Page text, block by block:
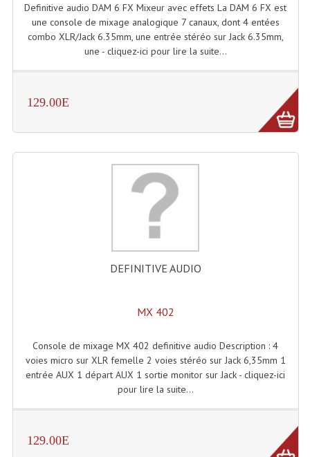
Système D'audio Guide
Système D'interprétation Simultanée
Sonorisation Securité EN-54
Structures, Pieds, Ponts...
Angle AG20 Structure Contest
Angle DECO22Q Structure Contest
Angles Structure ASD SX290
Angles Structure ASD SZ 290
Definitive audio DAM 6 FX Mixeur avec effets La DAM 6 FX est
une console de mixage analogique 7 canaux, dont 4 entées
combo XLR/Jack 6.35mm, une entrée stéréo sur Jack 6.35mm,
une - cliquez-ici pour lire la suite...
129.00E
DEFINITIVE AUDIO
MX 402
Console de mixage MX 402 definitive audio Description : 4
voies micro sur XLR femelle 2 voies stéréo sur Jack 6,35mm 1
entrée AUX 1 départ AUX 1 sortie monitor sur Jack - cliquez-ici
pour lire la suite...
129.00E